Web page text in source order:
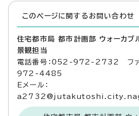
このページに関する お問い合わせ
住宅都市局 都市計画部 ウォーカブ
景観担当
電話番号：052-972-2732 ファ
972-4485
Eメール：